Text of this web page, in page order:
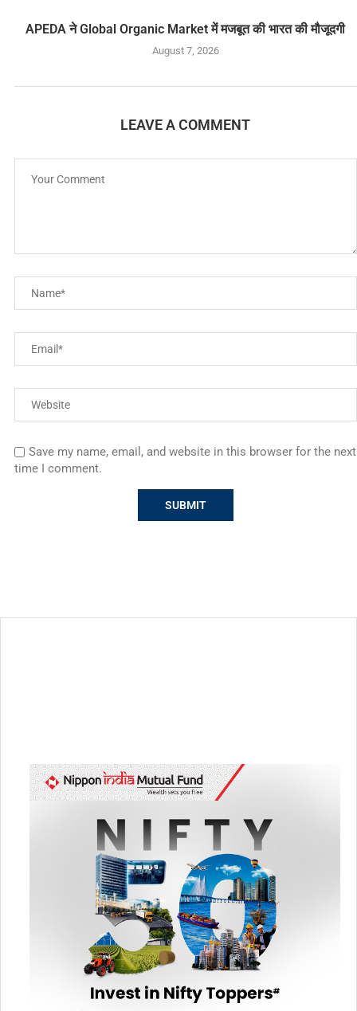
APEDA ने Global Organic Market में मजबूत की भारत की मौजूदगी
August 7, 2026
LEAVE A COMMENT
Save my name, email, and website in this browser for the next
time I comment.